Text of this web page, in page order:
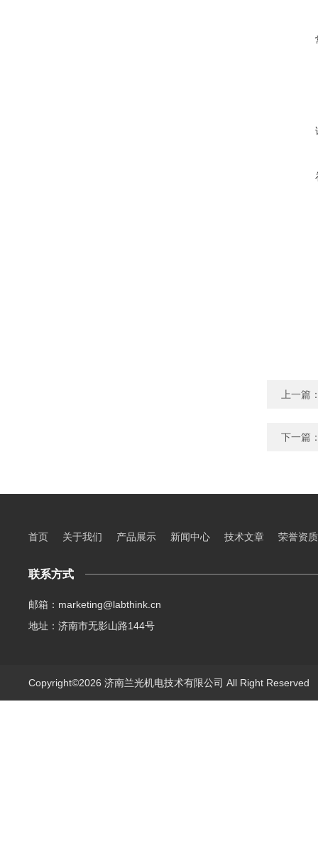
上一篇
下一篇
首页 关于我们 产品展示 新闻中心 技术文章 荣誉资质
联系方式
邮箱：marketing@labthink.cn
地址：济南市无影山路144号
Copyright©2026 济南兰光机电技术有限公司 All Right